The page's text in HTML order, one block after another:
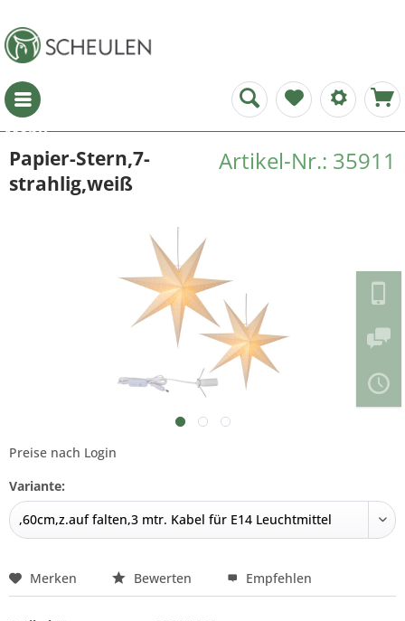
Menü
Artikel-Nr.: 35911
Papier-Stern,7-
strahlig,weiß
Preise nach Login
Variante:
Merken Bewerten Empfehlen